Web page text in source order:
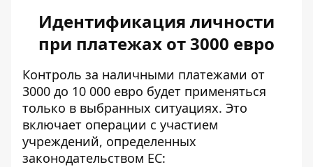
Идентификация личности
при платежах от 3000 евро
Контроль за наличными платежами от
3000 до 10 000 евро будет применяться
только в выбранных ситуациях. Это
включает операции с участием
учреждений, определенных
законодательством ЕС: